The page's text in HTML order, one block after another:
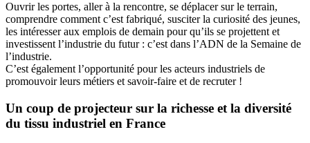
Ouvrir les portes, aller à la rencontre, se déplacer sur le terrain,
comprendre comment c’est fabriqué, susciter la curiosité des jeunes,
les intéresser aux emplois de demain pour qu’ils se projettent et
investissent l’industrie du futur : c’est dans l’ADN de la Semaine de
l’industrie.
C’est également l’opportunité pour les acteurs industriels de
promouvoir leurs métiers et savoir-faire et de recruter !
Un coup de projecteur sur la richesse et la diversité
du tissu industriel en France